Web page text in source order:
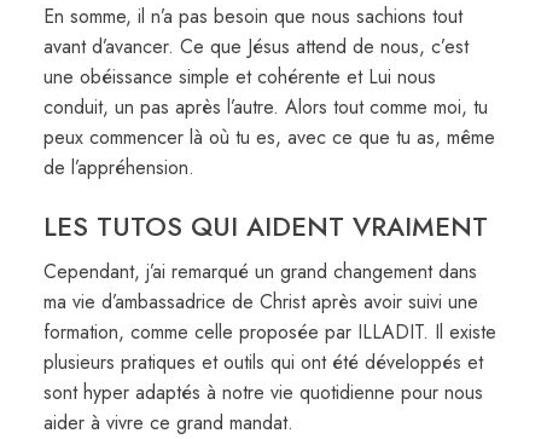
En somme, il n’a pas besoin que nous sachions tout
avant d’avancer. Ce que Jésus attend de nous, c’est
une obéissance simple et cohérente et Lui nous
conduit, un pas après l’autre. Alors tout comme moi, tu
peux commencer là où tu es, avec ce que tu as, même
de l’appréhension.
LES TUTOS QUI AIDENT VRAIMENT
Cependant, j’ai remarqué un grand changement dans
ma vie d’ambassadrice de Christ après avoir suivi une
formation, comme celle proposée par ILLADIT. Il existe
plusieurs pratiques et outils qui ont été développés et
sont hyper adaptés à notre vie quotidienne pour nous
aider à vivre ce grand mandat.